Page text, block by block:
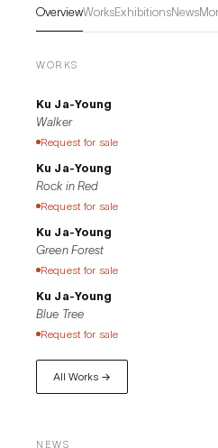
코우 트리엔날레 등 세계 유수의 미술
인 평가와 더불어 그 작품성을 인정받
OverviewWorksExhibitionsNews
WORKS
Ku Ja-Young
Walker
Request for sale
Ku Ja-Young
Rock in Red
Request for sale
Ku Ja-Young
Green Forest
Request for sale
Ku Ja-Young
Blue Tree
Request for sale
All Works →
NEWS